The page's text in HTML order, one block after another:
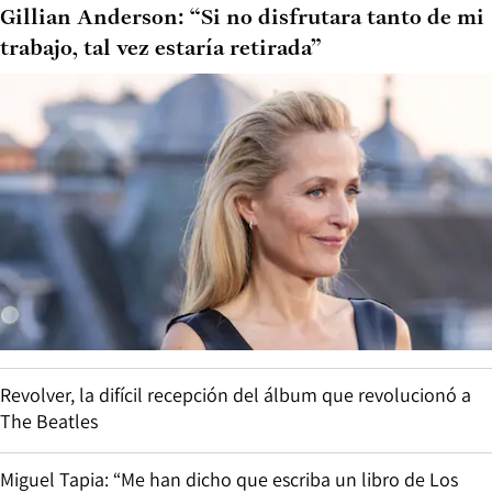
Gillian Anderson: “Si no disfrutara tanto de mi
trabajo, tal vez estaría retirada”
Revolver, la difícil recepción del álbum que revolucionó a
The Beatles
Miguel Tapia: “Me han dicho que escriba un libro de Los